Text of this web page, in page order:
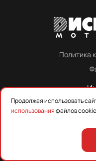
Политика
Продолжая использовать
использованияфайлов